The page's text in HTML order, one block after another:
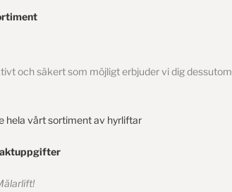
och säkert som möjligt erbjuder vi dig dessutom
hela vårt sortiment av hyrliftar